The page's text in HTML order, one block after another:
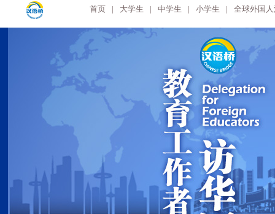
首页 | 大学生 | 中学生 | 小学生 | 全球外国